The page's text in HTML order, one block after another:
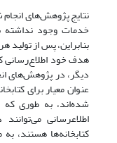
نتایج پژوهش‌های
خدمات وجود نداشته
بنابراین، پس از تولید
هدف خود اطلاع‌رسانی
دیگر، در پژوهش‌های
عنوان معیار برای
شده‌اند، به طوری ‏که
اطلاع‏رسانی
کتابخانه‌ها هستند،